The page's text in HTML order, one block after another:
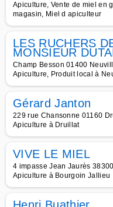
Apiculture, Vente de miel en
magasin, Miel d apiculteur
LES RUCHERS
MONSIEUR
Champ Besson 01400
Apiculture, Produit local à
Gérard Janton
229 rue Chansonne 01160
Apiculture à Druillat
VIVE LE MIEL
4 impasse Jean Jaurès
Apiculture à Bourgoin Jallieu